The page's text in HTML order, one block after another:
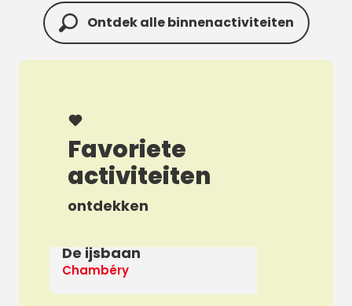
Ontdek alle binnenactiviteiten
Favoriete
activiteiten
ontdekken
De ijsbaan
Chambéry